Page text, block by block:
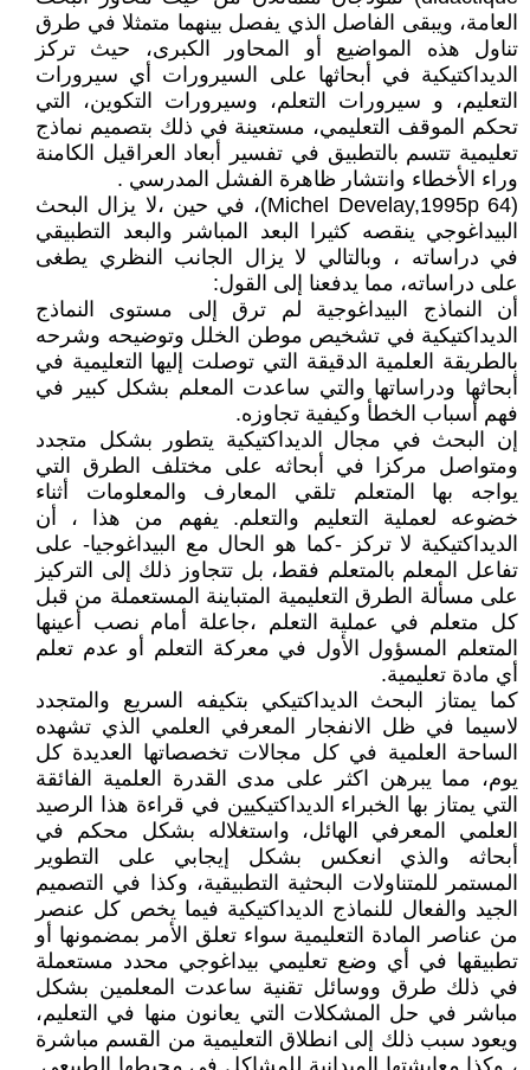
العامة، ويبقى الفاصل الذي يفصل بينهما متمثلا في طرق
تناول هذه المواضيع أو المحاور الكبرى، حيث تركز
الديداكتيكية في أبحاثها على السيرورات أي سيرورات
التعليم، و سيرورات التعلم، وسيرورات التكوين، التي
تحكم الموقف التعليمي، مستعينة في ذلك بتصميم نماذج
تعليمية تتسم بالتطبيق في تفسير أبعاد العراقيل الكامنة
وراء الأخطاء وانتشار ظاهرة الفشل المدرسي .
(Michel Develay,1995p 64)، في حين ،لا يزال البحث
البيداغوجي ينقصه كثيرا البعد المباشر والبعد التطبيقي
في دراساته ، وبالتالي لا يزال الجانب النظري يطغى
على دراساته، مما يدفعنا إلى القول:
أن النماذج البيداغوجية لم ترق إلى مستوى النماذج
الديداكتيكية في تشخيص موطن الخلل وتوضيحه وشرحه
بالطريقة العلمية الدقيقة التي توصلت إليها التعليمية في
أبحاثها ودراساتها والتي ساعدت المعلم بشكل كبير في
فهم أسباب الخطأ وكيفية تجاوزه.
إن البحث في مجال الديداكتيكية يتطور بشكل متجدد
ومتواصل مركزا في أبحاثه على مختلف الطرق التي
يواجه بها المتعلم تلقي المعارف والمعلومات أثناء
خضوعه لعملية التعليم والتعلم. يفهم من هذا ، أن
الديداكتيكية لا تركز -كما هو الحال مع البيداغوجيا- على
تفاعل المعلم بالمتعلم فقط، بل تتجاوز ذلك إلى التركيز
على مسألة الطرق التعليمية المتباينة المستعملة من قبل
كل متعلم في عملية التعلم ،جاعلة أمام نصب أعينها
المتعلم المسؤول الأول في معركة التعلم أو عدم تعلم
أي مادة تعليمية.
كما يمتاز البحث الديداكتيكي بتكيفه السريع والمتجدد
لاسيما في ظل الانفجار المعرفي العلمي الذي تشهده
الساحة العلمية في كل مجالات تخصصاتها العديدة كل
يوم، مما يبرهن اكثر على مدى القدرة العلمية الفائقة
التي يمتاز بها الخبراء الديداكتيكيين في قراءة هذا الرصيد
العلمي المعرفي الهائل، واستغلاله بشكل محكم في
أبحاثه والذي انعكس بشكل إيجابي على التطوير
المستمر للمتناولات البحثية التطبيقية، وكذا في التصميم
الجيد والفعال للنماذج الديداكتيكية فيما يخص كل عنصر
من عناصر المادة التعليمية سواء تعلق الأمر بمضمونها أو
تطبيقها في أي وضع تعليمي بيداغوجي محدد مستعملة
في ذلك طرق ووسائل تقنية ساعدت المعلمين بشكل
مباشر في حل المشكلات التي يعانون منها في التعليم،
ويعود سبب ذلك إلى انطلاق التعليمية من القسم مباشرة